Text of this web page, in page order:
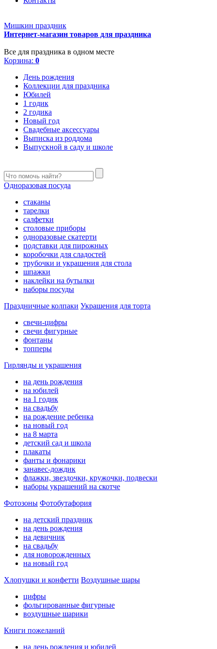
Мишкин праздник
Интернет-магазин товаров для праздника
Все для праздника в одном месте
Корзина: 0
День рождения
Коллекции для праздника
Юбилей
1 годик
2 годика
Новый год
Свадебные аксессуары
Выписка из роддома
Выпускной в саду и школе
Одноразовая посуда
стаканы
тарелки
салфетки
столовые приборы
одноразовые скатерти
подставки для пирожных
коробочки для сладостей
трубочки и украшения для стола
шпажки
наклейки на бутылки
наборы посуды
Праздничные колпаки Украшения для торта
свечи-цифры
свечи фигурные
фонтаны
топперы
Гирлянды и украшения
на день рождения
на юбилей
на 1 годик
на свадьбу
на рождение ребенка
на новый год
на 8 марта
детский сад и школа
плакаты
фанты и фонарики
занавес-дождик
флажки, звездочки, кружочки, подвески
наборы украшений на скотче
Фотозоны Фотобутафория
на детский праздник
на день рождения
на девичник
на свадьбу
для новорожденных
на новый год
Хлопушки и конфетти Воздушные шары
цифры
фольгированные фигурные
воздушные шарики
Книги пожеланий
на день рождения и юбилей